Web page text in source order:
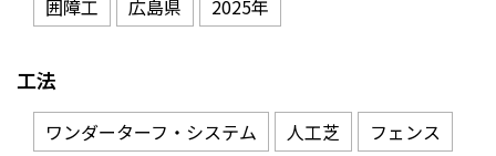
囲障工
広島県 2025年
工法
ワンダーターフ・システム 人工芝
フェンス